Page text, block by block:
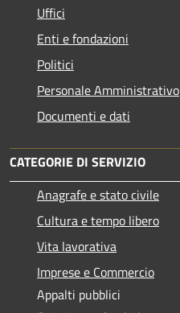
Uffici
Enti e fondazioni
Politici
Personale Amministrativo
Documenti e dati
CATEGORIE DI SERVIZIO
Anagrafe e stato civile
Cultura e tempo libero
Vita lavorativa
Imprese e Commercio
Appalti pubblici